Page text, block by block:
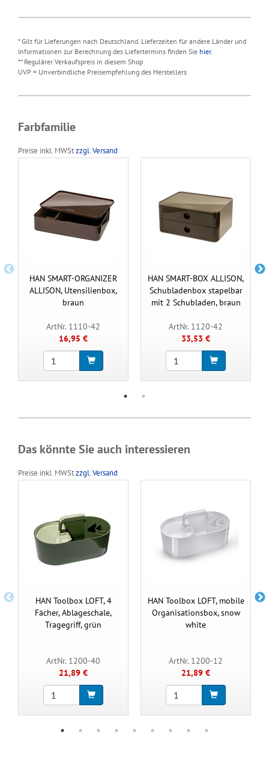
* Gilt für Lieferungen nach Deutschland. Lieferzeiten für andere Länder und
Informationen zur Berechnung des Liefertermins finden Sie hier.
** Regulärer Verkaufspreis in diesem Shop
UVP = Unverbindliche Preisempfehlung des Herstellers
Farbfamilie
Preise inkl. MWStzzgl. Versand
HAN SMART-ORGANIZER
ALLISON, Utensilienbox,
braun
ArtNr. 1110-42
16,95 €
HAN SMART-BOX ALLISON,
Schubladenbox stapelbar
mit 2 Schubladen, braun
ArtNr. 1120-42
33,53 €
Das könnte Sie auch interessieren
Preise inkl. MWStzzgl. Versand
HAN Toolbox LOFT, 4
Fächer, Ablageschale,
Tragegriff, grün
ArtNr. 1200-40
21,89 €
HAN Toolbox LOFT, mobile
Organisationsbox, snow
white
ArtNr. 1200-12
21,89 €